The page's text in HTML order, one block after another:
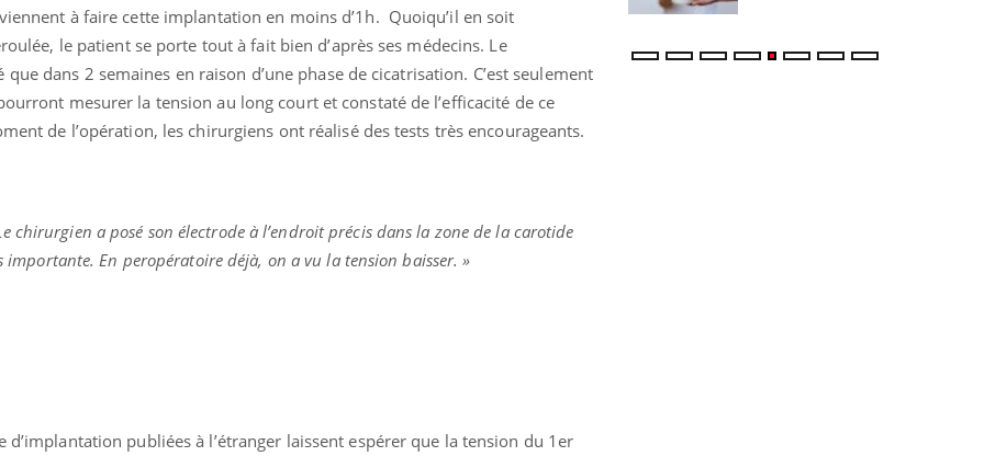
à faire cette implantation en moins d’1h. Quoiqu’il en soit
le patient se porte tout à fait bien d’après ses médecins. Le
dans 2 semaines en raison d’une phase de cicatrisation. C’est seulement
mesurer la tension au long court et constaté de l’efficacité de ce
de l’opération, les chirurgiens ont réalisé des tests très encourageants.
chirurgien a posé son électrode à l’endroit précis dans la zone de la carotide
En peropératoire déjà, on a vu la tension baisser. »
d’implantation publiées à l’étranger laissent espérer que la tension du 1er